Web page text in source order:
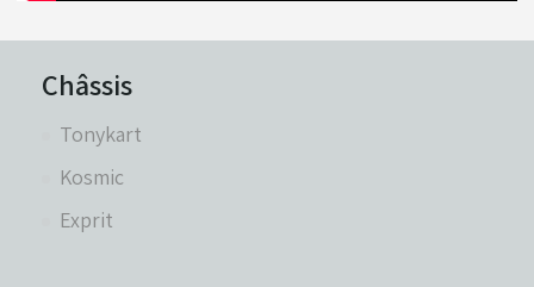
Châssis
Tonykart
Kosmic
Exprit